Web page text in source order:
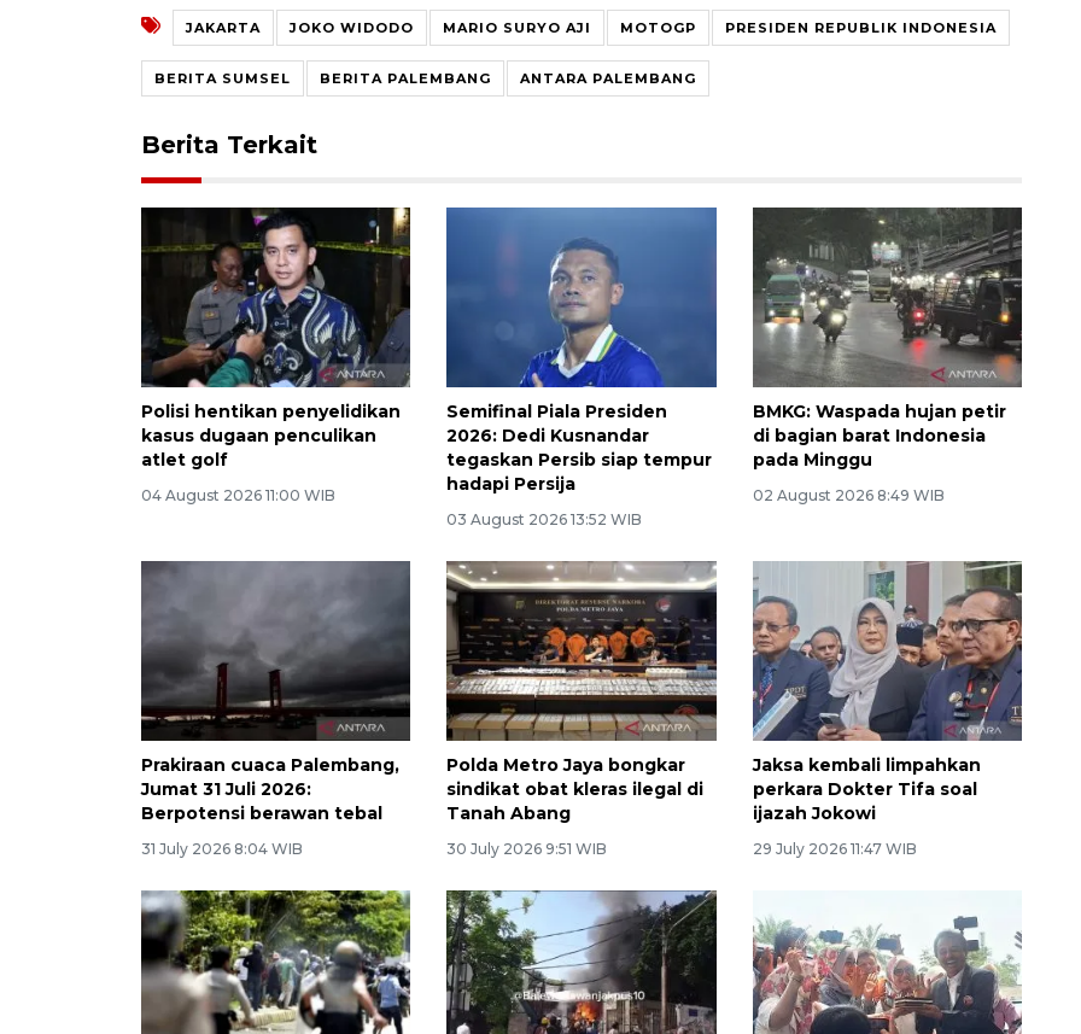
JAKARTA JOKO WIDODO MARIO SURYO AJI MOTOGP PRESIDEN REPUBLIK INDONESIA
BERITA SUMSEL BERITA PALEMBANG ANTARA PALEMBANG
Berita Terkait
Polisi hentikan penyelidikan
kasus dugaan penculikan
atlet golf
04 August 2026 11:00 WIB
Semifinal Piala Presiden
2026: Dedi Kusnandar
tegaskan Persib siap tempur
hadapi Persija
03 August 2026 13:52 WIB
BMKG: Waspada hujan petir
di bagian barat Indonesia
pada Minggu
02 August 2026 8:49 WIB
Prakiraan cuaca Palembang,
Jumat 31 Juli 2026:
Berpotensi berawan tebal
31 July 2026 8:04 WIB
Polda Metro Jaya bongkar
sindikat obat kleras ilegal di
Tanah Abang
30 July 2026 9:51 WIB
Jaksa kembali limpahkan
perkara Dokter Tifa soal
ijazah Jokowi
29 July 2026 11:47 WIB